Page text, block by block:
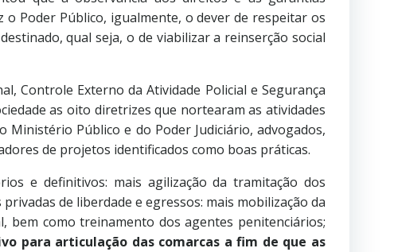
Poder Público, igualmente, o dever de respeitar os
qual seja, o de viabilizar a reinserção social
Controle Externo da Atividade Policial e Segurança
as oito diretrizes que nortearam as atividades
Público e do Poder Judiciário, advogados,
de projetos identificados como boas práticas.
e definitivos: mais agilização da tramitação dos
de liberdade e egressos: mais mobilização da
bem como treinamento dos agentes penitenciários;
para articulação das comarcas a fim de que as